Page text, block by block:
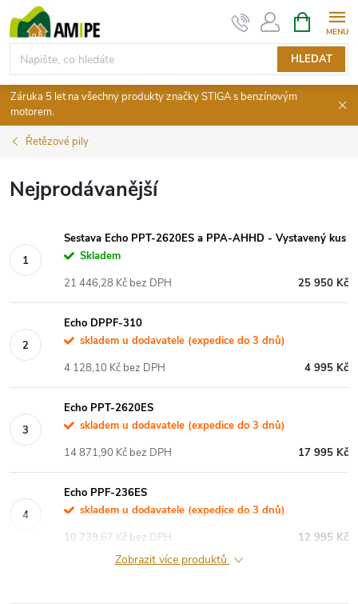
na
obsah
HLEDAT
NÁKUPNÍ
KOŠÍK
Záruka 5 let na všechny produkty značky STIGA s benzínovým
motorem.
Řetězové pily
Nejprodávanější
Sestava Echo PPT-2620ES a PPA-AHHD - Vystavený kus
Skladem
25 950 Kč
21 446,28 Kč bez DPH
Echo DPPF-310
skladem u dodavatele (expedice do 3 dnů)
4 995 Kč
4 128,10 Kč bez DPH
Echo PPT-2620ES
skladem u dodavatele (expedice do 3 dnů)
17 995 Kč
14 871,90 Kč bez DPH
Echo PPF-236ES
skladem u dodavatele (expedice do 3 dnů)
12 995 Kč
10 739,67 Kč bez DPH
Zobrazit více produktů